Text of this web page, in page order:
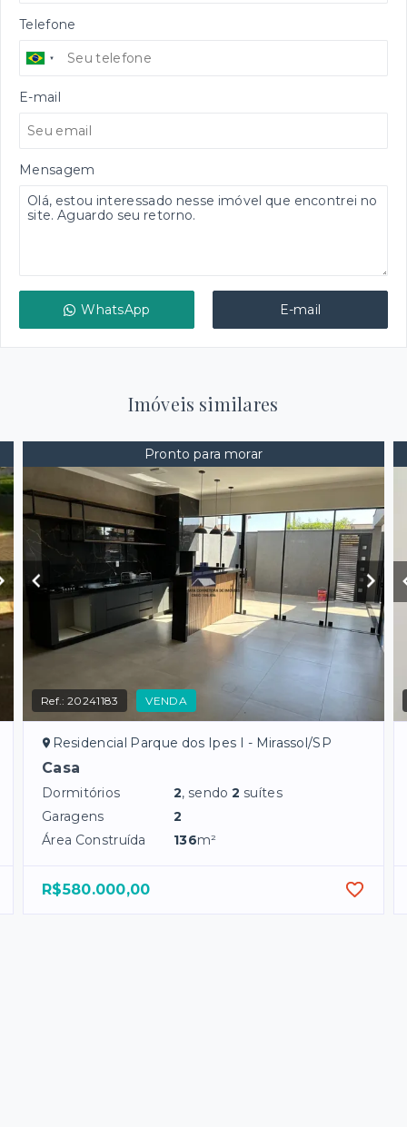
Telefone
E-mail
Mensagem
WhatsApp E-mail
Imóveis similares
Pronto para morar
Ref.:20241183 VENDA
Residencial Parque dos Ipes I - Mirassol/SP
Casa
Dormitórios 2, sendo2 suítes
Garagens
2
Área Construída
136m²
R$580.000,00